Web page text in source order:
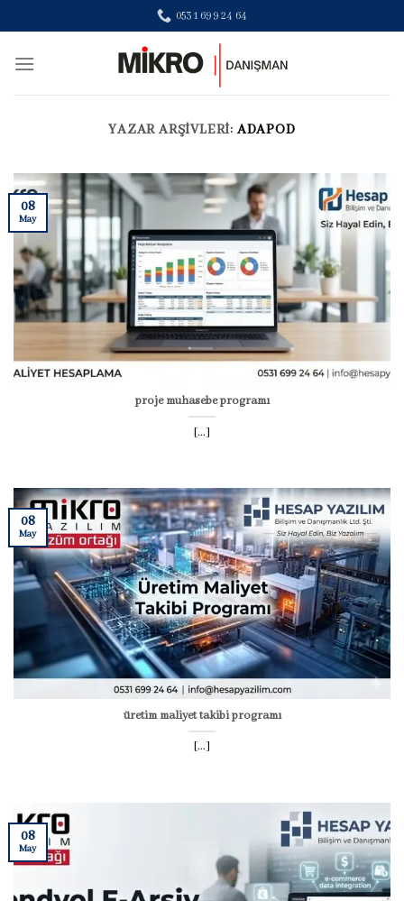
to
content
0531 699 24 64
YAZAR ARŞIVLERI: ADAPOD
proje muhasebe programı
[...]
08
May
üretim maliyet takibi programı
[...]
08
May
08
May